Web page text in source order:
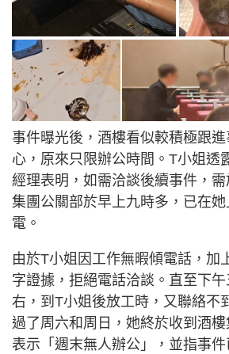
事件曝光後，酒樓看似較積極跟
心，原來只限辦公時間。T小姐透
經理表明，如需洽談後續事件，
集團公關部於早上九時多，已在
電。
由於T小姐因工作無暇傾電話，加
字證據，拒絕電話洽談。直至下
右，到T小姐後放工時，又聯絡不
過了周六和周日，她終於收到酒
表示「週末無人辦公」，並指事